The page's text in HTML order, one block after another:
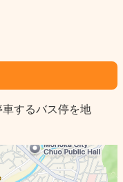
するバス停を地